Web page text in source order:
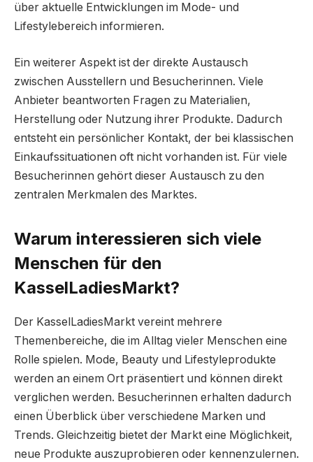
über aktuelle Entwicklungen im Mode- und
Lifestylebereich informieren.
Ein weiterer Aspekt ist der direkte Austausch
zwischen Ausstellern und Besucherinnen. Viele
Anbieter beantworten Fragen zu Materialien,
Herstellung oder Nutzung ihrer Produkte. Dadurch
entsteht ein persönlicher Kontakt, der bei klassischen
Einkaufssituationen oft nicht vorhanden ist. Für viele
Besucherinnen gehört dieser Austausch zu den
zentralen Merkmalen des Marktes.
Warum interessieren sich viele
Menschen für den
KasselLadiesMarkt?
Der KasselLadiesMarkt vereint mehrere
Themenbereiche, die im Alltag vieler Menschen eine
Rolle spielen. Mode, Beauty und Lifestyleprodukte
werden an einem Ort präsentiert und können direkt
verglichen werden. Besucherinnen erhalten dadurch
einen Überblick über verschiedene Marken und
Trends. Gleichzeitig bietet der Markt eine Möglichkeit,
neue Produkte auszuprobieren oder kennenzulernen.